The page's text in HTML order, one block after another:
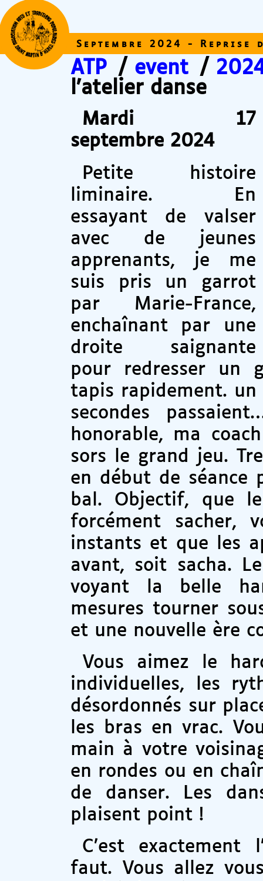
ATP / event /
l’atelier danse
Septembre 2024 - Reprise
Mardi 17
septembre 2024
Petite histoire
liminaire. En
essayant de valser
avec de jeunes
apprenants, je me
suis pris un garrot
par Marie-France,
enchaînant par une
droite saignante
pour redresser un
tapis rapidement.
secondes
honorable, ma
sors le grand jeu.
en début de séance
bal. Objectif, que
forcément sacher,
instants et que les
avant, soit sacha.
voyant la belle
mesures tourner
et une nouvelle ère
Vous aimez le
individuelles, les
désordonnés sur
les bras en vrac.
main à votre
en rondes ou en
de danser. Les
plaisent point !
C’est exactement
faut. Vous allez